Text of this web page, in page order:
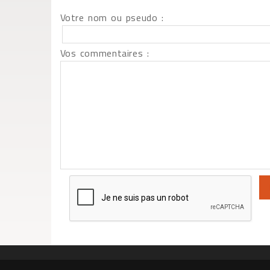
Votre nom ou pseudo :
Vos commentaires :